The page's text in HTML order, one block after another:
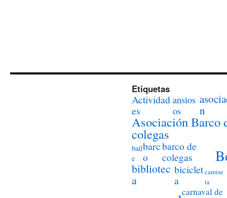
Etiquetas
Actividad
es
ansios
os
n
Asociación Barco
colegas
bail
e
barc
o
barco de
colegas
bibliotec
a
biciclet
a
camise
ta
carnaval de